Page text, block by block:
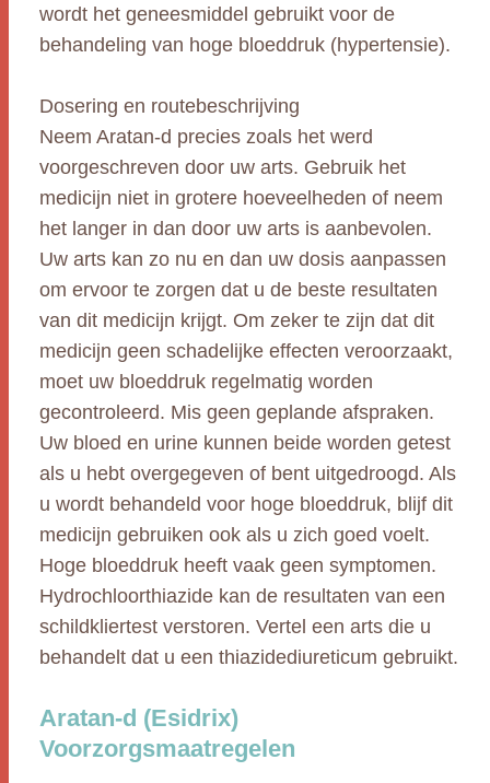
wordt het geneesmiddel gebruikt voor de
behandeling van hoge bloeddruk (hypertensie).
Dosering en routebeschrijving
Neem Aratan-d precies zoals het werd
voorgeschreven door uw arts. Gebruik het
medicijn niet in grotere hoeveelheden of neem
het langer in dan door uw arts is aanbevolen.
Uw arts kan zo nu en dan uw dosis aanpassen
om ervoor te zorgen dat u de beste resultaten
van dit medicijn krijgt. Om zeker te zijn dat dit
medicijn geen schadelijke effecten veroorzaakt,
moet uw bloeddruk regelmatig worden
gecontroleerd. Mis geen geplande afspraken.
Uw bloed en urine kunnen beide worden getest
als u hebt overgegeven of bent uitgedroogd. Als
u wordt behandeld voor hoge bloeddruk, blijf dit
medicijn gebruiken ook als u zich goed voelt.
Hoge bloeddruk heeft vaak geen symptomen.
Hydrochloorthiazide kan de resultaten van een
schildkliertest verstoren. Vertel een arts die u
behandelt dat u een thiazidediureticum gebruikt.
Aratan-d (Esidrix)
Voorzorgsmaatregelen